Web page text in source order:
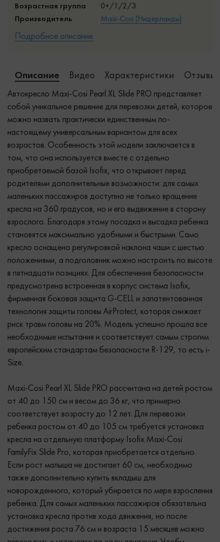
Возрастная группа
0+/1/2/3
Производитель
Maxi-Cosi (Нидерланды)
Подробное описание
Описание Видео Характеристики Отзывы
Автокресло Maxi-Cosi Pearl XL Slide PRO представляет
собой уникальное решение для перевозки детей, которое
можно назвать практически единственным по-
настоящему универсальным вариантом для всех
возрастов. Особенность этой модели заключается в
том, что она используется вместе с отдельно
приобретаемой базой Isofix, что открывает перед
родителями дополнительные возможности: для самых
маленьких пассажиров доступно не только вращение
кресла на 360 градусов, но и его выдвижение в сторону
взрослого. Благодаря этому посадка и высадка ребенка
становятся максимально удобными и быстрыми. Само
кресло оснащено регулировкой наклона чаши с шестью
положениями, а подголовник можно настроить по высоте
в пятнадцати позициях. Для обеспечения безопасности
предусмотрена встроенная в корпус система Isofix,
фирменная боковая защита G-CELL и запатентованная
технология защиты головы AirProtect, которая снижает
риск травм головы на 20%. Модель успешно прошла все
необходимые испытания и соответствует самым строгим
европейским стандартам безопасности R-129, то есть i-
Size.
Maxi-Cosi Pearl XL Slide PRO рассчитана на детей ростом
от 40 до 150 см и весом до 36 кг, что примерно
соответствует возрасту до 12 лет. Для перевозки
ребенка ростом от 40 до 105 см требуется установка
кресла на отдельную платформу Isofix Maxi-Cosi
FamilyFix Slide Pro, которая приобретается отдельно.
Если рост малыша не достигает 60 см, необходимо
также дополнительно купить вкладыш для
новорожденного, который убирается по мере взросления
ребенка. Для самых маленьких пассажиров обязательна
установка кресла против хода движения, но после
достижения роста 76 см и возраста 15 месяцев можно